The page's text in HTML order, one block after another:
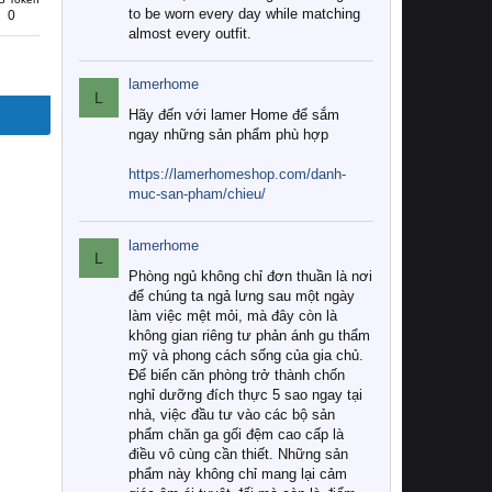
0
to be worn every day while matching
almost every outfit.
L
lamerhome
Hãy đến với lamer Home để sắm
ngay những sản phẩm phù hợp
https://lamerhomeshop.com/danh-
muc-san-pham/chieu/
L
lamerhome
Phòng ngủ không chỉ đơn thuần là nơi
để chúng ta ngả lưng sau một ngày
làm việc mệt mỏi, mà đây còn là
không gian riêng tư phản ánh gu thẩm
mỹ và phong cách sống của gia chủ.
Để biến căn phòng trở thành chốn
nghỉ dưỡng đích thực 5 sao ngay tại
nhà, việc đầu tư vào các bộ sản
phẩm chăn ga gối đệm cao cấp là
điều vô cùng cần thiết. Những sản
phẩm này không chỉ mang lại cảm